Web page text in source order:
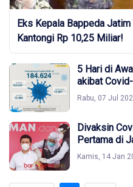
Eks Kepala Bappeda
Kantongi Rp 10,25 Miliar!
5 Hari di
akibat
Rabu, 07 Jul
Divaksin
Pertama di
Kamis, 14 Jan